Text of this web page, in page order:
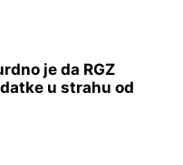
je da RGZ
u strahu od